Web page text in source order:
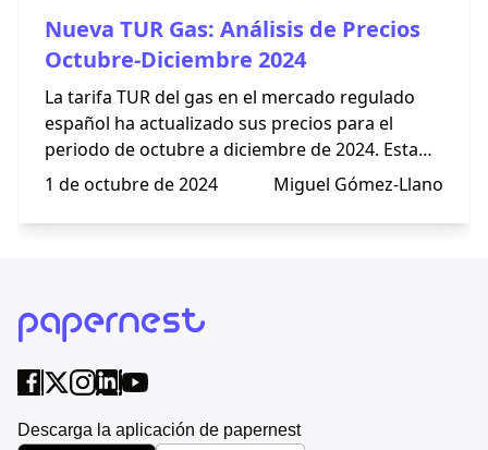
Nueva TUR Gas: Análisis de Precios
Octubre-Diciembre 2024
La tarifa TUR del gas en el mercado regulado
español ha actualizado sus precios para el
periodo de octubre a diciembre de 2024. Esta
tarifa es una opción asequible y transparente
para hogares y pequeños consumidores, ya que
está regulada por el Gobierno.
1 de octubre de 2024 Miguel Gómez-Llano
Descarga la aplicación de papernest